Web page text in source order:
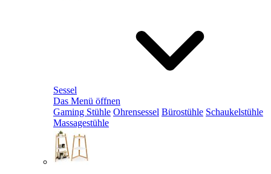
Sessel
Das Menü öffnen
Gaming Stühle Ohrensessel Bürostühle Schaukelstühle
Massagestühle